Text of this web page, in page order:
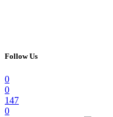
Follow Us
0
0
147
0